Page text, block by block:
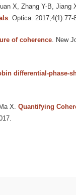
X, Zhang Y-B, Jiang
. Optica. 2017;4(1):77-
of coherence . New
differential-phase-
X Quantifying